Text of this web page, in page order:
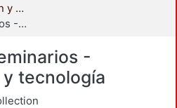
Área de Administración y Tecnología para el Diseño
Memorias de seminarios - Administración y tecnología
-
tecnología